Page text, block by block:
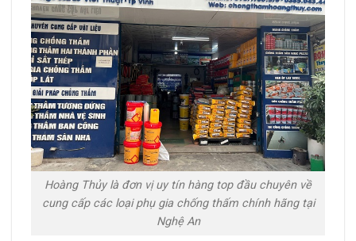
Hoàng Thủy là đơn vị uy tín hàng top đầu chuyên về
cung cấp các loại phụ gia chống thấm chính hãng tại
Nghệ An